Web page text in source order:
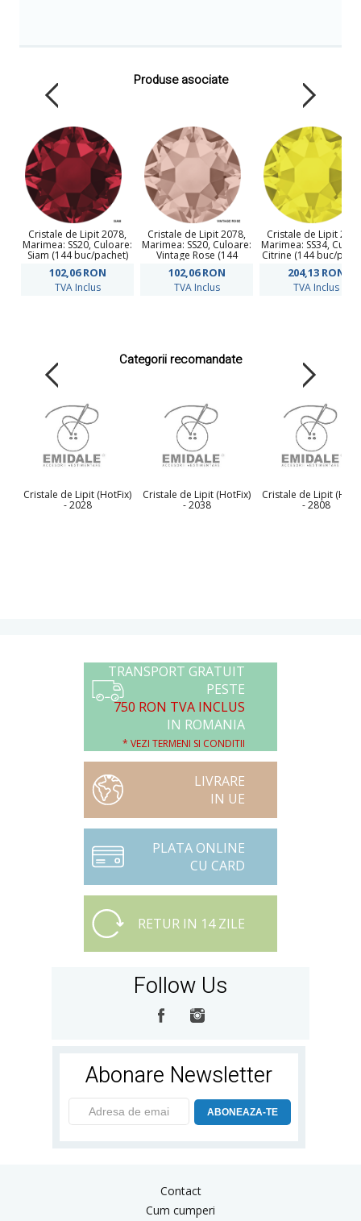
Produse asociate
Cristale de Lipit 2078,
Marimea: SS20, Culoare:
Siam (144 buc/pachet)
102,06RON
TVA Inclus
Cristale de Lipit 2078,
Marimea: SS20, Culoare:
Vintage Rose (144
102,06RON
TVA Inclus
Cristale de Lipit
Marimea: SS34,
Citrine (144 buc/
204,13 RON
TVA Inclus
Categorii recomandate
Cristale de Lipit (HotFix)
- 2028
Cristale de Lipit (HotFix)
- 2038
Cristale de Lipit
- 2808
TRANSPORT GRATUIT
PESTE
750 RON TVA INCLUS
IN ROMANIA
* VEZI TERMENI SI CONDITII
LIVRARE
IN UE
PLATA ONLINE
CU CARD
RETUR IN 14 ZILE
Follow Us
Abonare Newsletter
ABONEAZA-TE
Contact
Cum cumperi